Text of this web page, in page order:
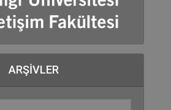
ARŞIVLER